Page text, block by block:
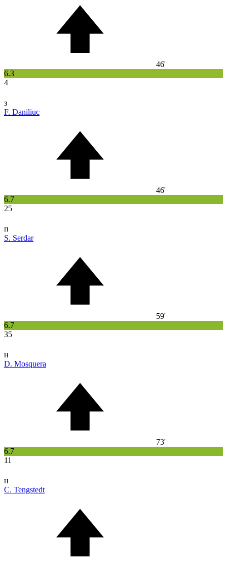
46'
6.3
4
з
F. Daniliuc
46'
6.7
25
п
S. Serdar
59'
6.7
35
н
D. Mosquera
73'
6.7
11
н
C. Tengstedt